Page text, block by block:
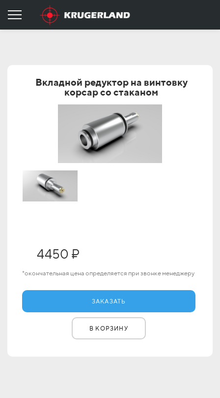
Вкладной редуктор на винтовку
корсар со стаканом
4450 ₽
*окончательная цена определяется при звонке менеджеру
ЗАКАЗАТЬ
В КОРЗИНУ